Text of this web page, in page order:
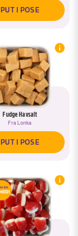
PUT I POSE
Fudge Havsalt
Fra Lonka
PUT I POSE